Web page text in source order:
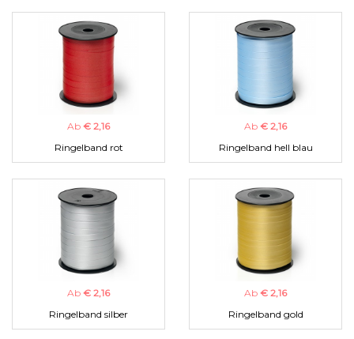
Ab € 2,16
Ringelband rot
Ab € 2,16
Ringelband hell blau
Ab € 2,16
Ringelband silber
Ab € 2,16
Ringelband gold